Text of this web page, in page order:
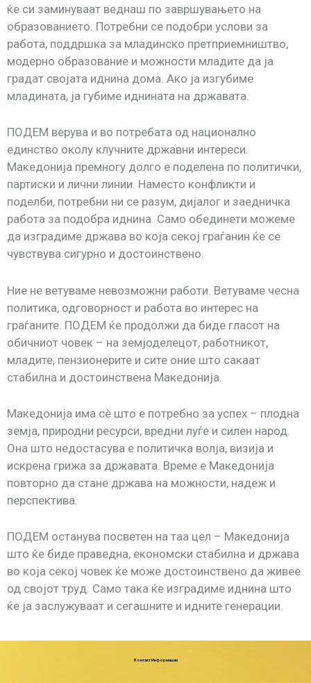
ќе си заминуваат веднаш по завршувањето на
образованието. Потребни се подобри услови за
работа, поддршка за младинско претприемништво,
модерно образование и можности младите да ја
градат својата иднина дома. Ако ја изгубиме
младината, ја губиме иднината на државата.
ПОДЕМ верува и во потребата од национално
единство околу клучните државни интереси.
Македонија премногу долго е поделена по политички,
партиски и лични линии. Наместо конфликти и
поделби, потребни ни се разум, дијалог и заедничка
работа за подобра иднина. Само обединети можеме
да изградиме држава во која секој граѓанин ќе се
чувствува сигурно и достоинствено.
Ние не ветуваме невозможни работи. Ветуваме чесна
политика, одговорност и работа во интерес на
граѓаните. ПОДЕМ ќе продолжи да биде гласот на
обичниот човек – на земјоделецот, работникот,
младите, пензионерите и сите оние што сакаат
стабилна и достоинствена Македонија.
Македонија има сè што е потребно за успех – плодна
земја, природни ресурси, вредни луѓе и силен народ.
Она што недостасува е политичка волја, визија и
искрена грижа за државата. Време е Македонија
повторно да стане држава на можности, надеж и
перспектива.
ПОДЕМ останува посветен на таа цел – Македонија
што ќе биде праведна, економски стабилна и држава
во која секој човек ќе може достоинствено да живее
од својот труд. Само така ќе изградиме иднина што
ќе ја заслужуваат и сегашните и идните генерации.
Контакт Информации